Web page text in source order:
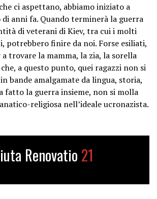
ci aspettano, abbiamo iniziato a
anni fa. Quando terminerà la guerra
di veterani di Kiev, tra cui i molti
potrebbero finire da noi. Forse esiliati,
trovare la mamma, la zia, la sorella
a questo punto, quei ragazzi non si
bande amalgamate da lingua, storia,
fatto la guerra insieme, non si molla
religiosa nell’ideale ucronazista.
Renovatio 21